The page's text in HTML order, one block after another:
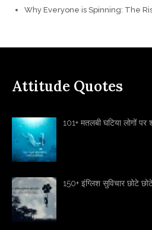
Why Everyone is Spinning: The
Attitude Quotes
101+ मतलबी घटिया लोगों पर
150+ इंग्लिश सुविचार छोटे